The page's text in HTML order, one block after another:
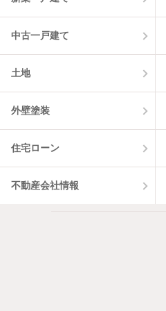
中古一戸建て
土地
外壁塗装
住宅ローン
不動産会社情報